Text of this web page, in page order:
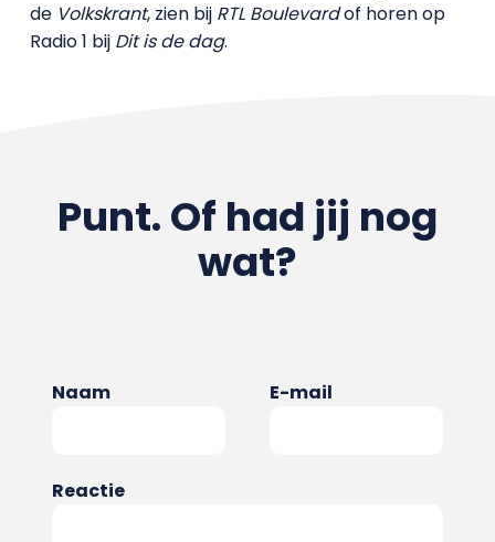
de Volkskrant, zien bij RTL Boulevardof horen op
Radio 1 bij Dit is de dag.
Punt. Of had jij nog
wat?
Naam E-mail
Reactie